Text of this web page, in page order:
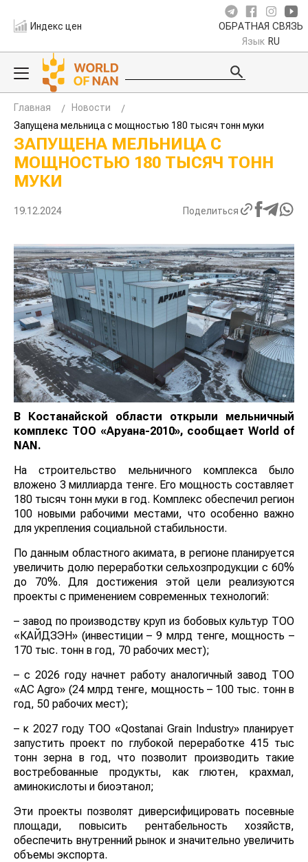
Индекс цен ОБРАТНАЯ СВЯЗЬ
Язык RU
Главная
Новости
Запущена мельница с мощностью 180 тысяч тонн муки
ЗАПУЩЕНА МЕЛЬНИЦА С
МОЩНОСТЬЮ 180 ТЫСЯЧ ТОНН
МУКИ
19.12.2024 Поделиться
В Костанайской области открыли мельничный
комплекс ТОО «Аруана-2010», сообщает World of
NAN.
На строительство мельничного комплекса было
вложено 3 миллиарда тенге. Его мощность составляет
180 тысяч тонн муки в год. Комплекс обеспечил регион
100 новыми рабочими местами, что особенно важно
для укрепления социальной стабильности.
По данным областного акимата, в регионе планируется
увеличить долю переработки сельхозпродукции с 60%
до 70%. Для достижения этой цели реализуются
проекты с применением современных технологий:
– завод по производству круп из бобовых культур ТОО
«КАЙДЗЭН» (инвестиции – 9 млрд тенге, мощность –
170 тыс. тонн в год, 70 рабочих мест);
– с 2026 году начнет работу аналогичный завод ТОО
«AC Agro» (24 млрд тенге, мощность – 100 тыс. тонн в
год, 50 рабочих мест);
– к 2027 году ТОО «Qostanai Grain Industry» планирует
запустить проект по глубокой переработке 415 тыс
тонн зерна в год, что позволит производить такие
востребованные продукты, как глютен, крахмал,
аминокислоты и биоэтанол;
Эти проекты позволят диверсифицировать посевные
площади, повысить рентабельность хозяйств,
обеспечить внутренний рынок и значительно увеличить
объемы экспорта.